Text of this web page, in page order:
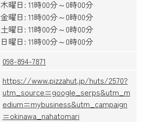
木曜日: 11時00分～0時00分
金曜日: 11時00分～0時00分
土曜日: 11時00分～0時00分
日曜日: 11時00分～0時00分
098-894-7871
https://www.pizzahut.jp/huts/2570?
utm_source=google_serps&utm_m
edium=mybusiness&utm_campaign
=okinawa_nahatomari